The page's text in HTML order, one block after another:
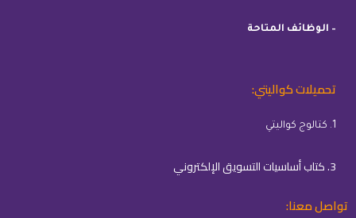
– الوظائف المتاحة
تحميلات كواليتي:
1. كتالوج كواليتي
3. كتاب أساسيات التسويق الإلكتروني
تواصل معنا: